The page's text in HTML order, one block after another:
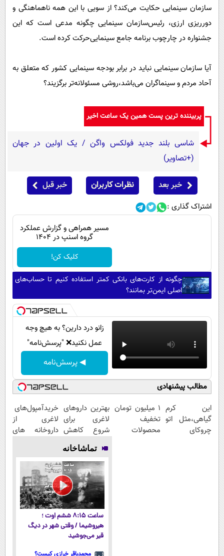
سازمان‌ سینمایی‌ حکایت می‌کند؟ از سویی با این همه ناهماهنگی و
دورریزی ارزی، رئیس‌سازمان سینمایی چگونه مدعی است که این
جشنواره در چارچوب برنامه جامع سینمایی‌حرکت کرده است.
آیا سازمان سینمایی نباید در برابر بودجه سینمایی کشور که متعلق به
آحاد مردم و سینماگران می‌باشد،روشی مسئولانه‌تر برگزیند؟
پربیننده ترین پست همین یک ساعت اخیر
شاسی بلند جدید فولکس واگن / یک اولین در جهان
(+تصاویر)
خبر بعد نظرات کاربران خبر قبل
اشتراک گذاری :
مسیر همراهی و گزارش عملکرد
گروه اسنپ در ۱۴۰۴
کلیک کن!
چگونه از کارت‌های بانکی کمتر استفاده کنیم تا حساب‌های
اصلی ایمن‌تر بمانند؟
زانو درد دارین؟ به هیچ وجه
عمل نکنید❌ "پرسش‌نامه"
◀ پرسش‌نامه
مطالب پیشنهادی
این کرم
گیاهی،مثل اتو
چروکای
۱ میلیون تومان
تخفیف
محصولات
بهترین داروهای
لاغری برای
شروع کاهش
وزن، ارسال از
داروخانه های
نزدیکت!
خریدآمپول‌های
لاغری از
داروخانه های
پک یخ!
تماشاخانه
ساعت ۸:۱۵ ششم اوت ؛
هیروشیما / وقتی شهر در دیگ
قیر می‌جوشید
محمدباقر خرازی کیست؟